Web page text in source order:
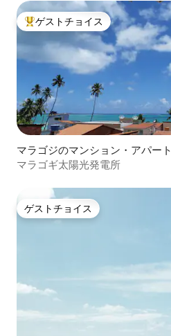
大好評のゲストチョイスです。
ゲストチョイス
マラゴジのマンション・アパート
マラゴギ太陽光発電所
ゲストチョイス
ゲストチョイス